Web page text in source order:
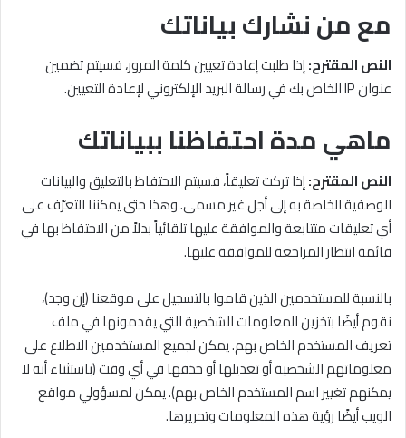
مع من نشارك بياناتك
النص المقترح:إذا طلبت إعادة تعيين كلمة المرور، فسيتم تضمين
عنوان IP الخاص بك في رسالة البريد الإلكتروني لإعادة التعيين.
ماهي مدة احتفاظنا ببياناتك
النص المقترح:إذا تركت تعليقاً، فسيتم الاحتفاظ بالتعليق والبيانات
الوصفية الخاصة به إلى أجل غير مسمى. وهذا حتى يمكننا التعرّف على
أي تعليقات متتابعة والموافقة عليها تلقائياً بدلاً من الاحتفاظ بها في
قائمة انتظار المراجعة للموافقة عليها.
بالنسبة للمستخدمين الذين قاموا بالتسجيل على موقعنا (إن وجد)،
نقوم أيضًا بتخزين المعلومات الشخصية التي يقدمونها في ملف
تعريف المستخدم الخاص بهم. يمكن لجميع المستخدمين الاطلاع على
معلوماتهم الشخصية أو تعديلها أو حذفها في أي وقت (باستثناء أنه لا
يمكنهم تغيير اسم المستخدم الخاص بهم). يمكن لمسؤولي مواقع
الويب أيضًا رؤية هذه المعلومات وتحريرها.